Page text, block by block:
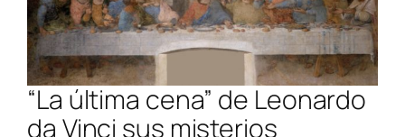
“La última cena” de Leonardo
da Vinci sus misterios